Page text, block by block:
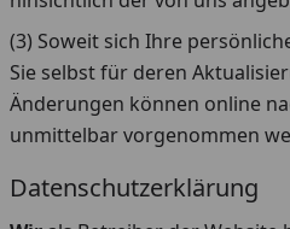
(3) Soweit sich Ihre
Sie selbst für deren
Änderungen können online
unmittelbar vorgenommen
Datenschutzerklärung